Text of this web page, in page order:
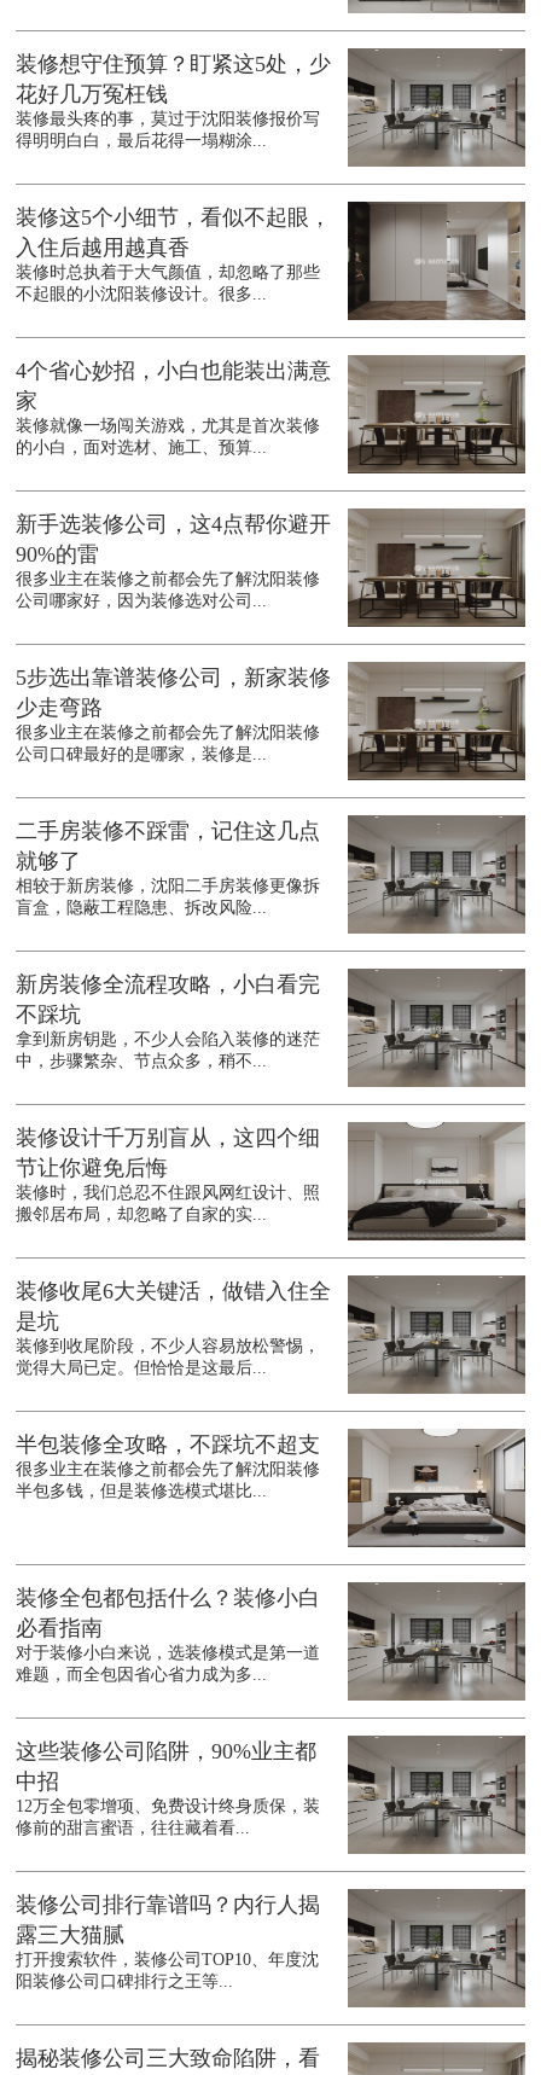
装修想守住预算？盯紧这5处，少
花好几万冤枉钱
装修最头疼的事，莫过于沈阳装修报价写
得明明白白，最后花得一塌糊涂...
装修这5个小细节，看似不起眼，
入住后越用越真香
装修时总执着于大气颜值，却忽略了那些
不起眼的小沈阳装修设计。很多...
4个省心妙招，小白也能装出满意
家
装修就像一场闯关游戏，尤其是首次装修
的小白，面对选材、施工、预算...
新手选装修公司，这4点帮你避开
90%的雷
很多业主在装修之前都会先了解沈阳装修
公司哪家好，因为装修选对公司...
5步选出靠谱装修公司，新家装修
少走弯路
很多业主在装修之前都会先了解沈阳装修
公司口碑最好的是哪家，装修是...
二手房装修不踩雷，记住这几点
就够了
相较于新房装修，沈阳二手房装修更像拆
盲盒，隐蔽工程隐患、拆改风险...
新房装修全流程攻略，小白看完
不踩坑
拿到新房钥匙，不少人会陷入装修的迷茫
中，步骤繁杂、节点众多，稍不...
装修设计千万别盲从，这四个细
节让你避免后悔
装修时，我们总忍不住跟风网红设计、照
搬邻居布局，却忽略了自家的实...
装修收尾6大关键活，做错入住全
是坑
装修到收尾阶段，不少人容易放松警惕，
觉得大局已定。但恰恰是这最后...
半包装修全攻略，不踩坑不超支
很多业主在装修之前都会先了解沈阳装修
半包多钱，但是装修选模式堪比...
装修全包都包括什么？装修小白
必看指南
对于装修小白来说，选装修模式是第一道
难题，而全包因省心省力成为多...
这些装修公司陷阱，90%业主都
中招
12万全包零增项、免费设计终身质保，装
修前的甜言蜜语，往往藏着看...
装修公司排行靠谱吗？内行人揭
露三大猫腻
打开搜索软件，装修公司TOP10、年度沈
阳装修公司口碑排行之王等...
揭秘装修公司三大致命陷阱，看